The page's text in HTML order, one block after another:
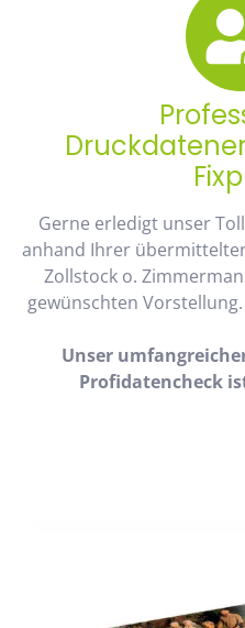
Gerne erledigt unser
anhand Ihrer
Zollstock o.
gewünschten
Unser
Profidatencheck